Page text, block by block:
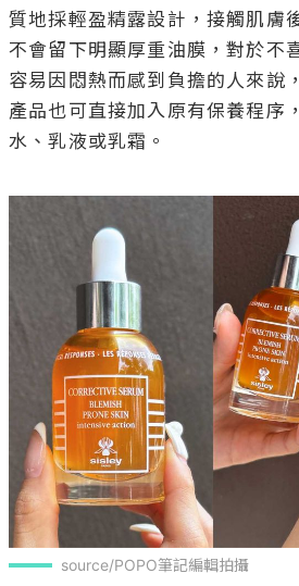
質地採輕盈精露設計，接觸肌膚
不會留下明顯厚重油膜，對於不
容易因悶熱而感到負擔的人來說
產品也可直接加入原有保養程序
水、乳液或乳霜。
source/POPO筆記編輯拍攝